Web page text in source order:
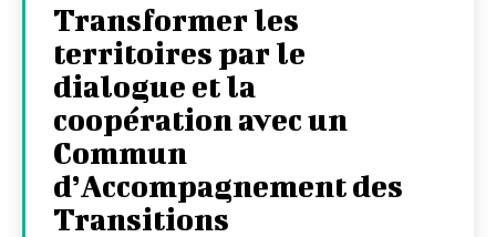
Transformer les
territoires par le
dialogue et la
coopération avec un
Commun
d’Accompagnement des
Transitions